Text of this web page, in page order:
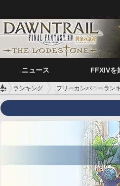
ニュース FFXIVを
ランキング フリーカンパニーラン